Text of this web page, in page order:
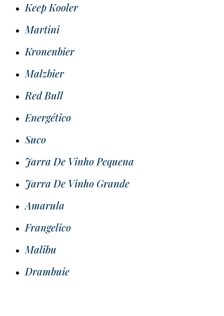
Keep Kooler
Martini
Kronenbier
Malzbier
Red Bull
Energético
Suco
Jarra De Vinho Pequena
Jarra De Vinho Grande
Amarula
Frangelico
Malibu
Drambuie